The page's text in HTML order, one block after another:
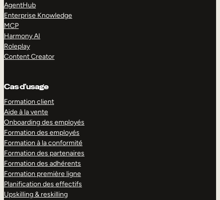
AgentHub
Enterprise Knowledge
MCP
Harmony AI
Roleplay
Content Creator
Cas d’usage
Formation client
Aide à la vente
Onboarding des employés
Formation des employés
Formation à la conformité
Formation des partenaires
Formation des adhérents
Formation première ligne
Planification des effectifs
Upskilling & reskilling